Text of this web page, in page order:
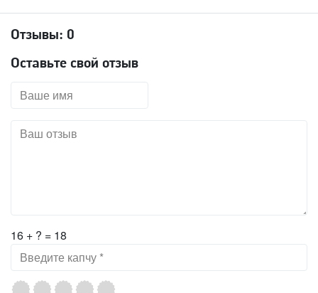
Отзывы: 0
Оставьте свой отзыв
16 + ? = 18